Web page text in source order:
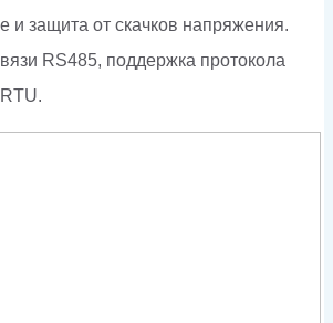
и защита от скачков напряжения.
RS485, поддержка протокола